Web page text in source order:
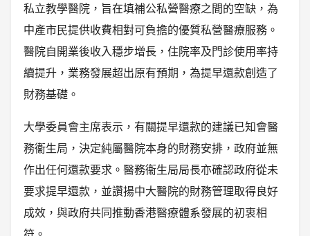
私立教學醫院，旨在填補公私營醫療之間的空缺，為
中產市民提供收費相對可負擔的優質私營醫療服務。
醫院自開業後收入穩步增長，住院率及門診使用率持
續提升，業務發展超出原有預期，為提早還款創造了
財務基礎。
大學委員會主席表示，有關提早還款的建議已知會醫
務衞生局，決定純屬醫院本身的財務安排，政府並無
作出任何還款要求。醫務衞生局局長亦確認政府從未
要求提早還款，並讚揚中大醫院的財務管理取得良好
成效，與政府共同推動香港醫療體系發展的初衷相